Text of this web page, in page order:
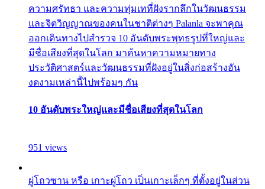
ความศรัทธา และความทุ่มเทที่ฝังรากลึกในวัฒนธรรม
และจิตวิญญาณของคนในชาติต่างๆ Palanla จะพาคุณ
ออกเดินทางไปสำรวจ 10 อันดับพระพุทธรูปที่ใหญ่และ
มีชื่อเสียงที่สุดในโลก มาค้นหาความหมายทาง
ประวัติศาสตร์และวัฒนธรรมที่ฝังอยู่ในสิ่งก่อสร้างอัน
งดงามเหล่านี้ไปพร้อมๆ กัน
10 อันดับพระใหญ่และมีชื่อเสียงที่สุดในโลก
951 views
ผู่โถวซาน หรือ เกาะผู่โถว เป็นเกาะเล็กๆ ที่ตั้งอยู่ในส่วน